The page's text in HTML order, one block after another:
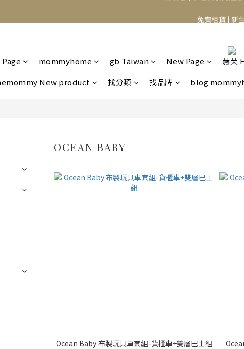
mommyhome gb Taiwan New Page 赫芙
New product
找分類 找品牌 blog
OCEAN BABY
Ocean Baby 布製玩具車套組-貨櫃車+雙層巴士組